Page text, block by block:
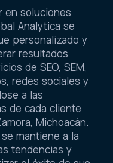
en soluciones
Analytica se
personalizado y
resultados
de SEO, SEM,
redes sociales y
a las
de cada cliente
Michoacán.
mantiene a la
tendencias y